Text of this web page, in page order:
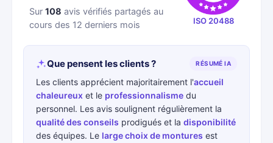
Sur 108 avis vérifiés partagés au
cours des 12 derniers mois
ISO 20488
Que pensent les clients ? RÉSUMÉ IA
Les clients apprécient majoritairement l'accueil
chaleureux et le professionnalisme du
personnel. Les avis soulignent régulièrement la
qualité des conseils prodigués et la disponibilité
des équipes. Le large choix de montures est